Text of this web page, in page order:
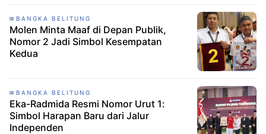
BANGKA BELITUNG
Molen Minta Maaf di Depan Publik,
Nomor 2 Jadi Simbol Kesempatan
Kedua
BANGKA BELITUNG
Eka-Radmida Resmi Nomor Urut 1:
Simbol Harapan Baru dari Jalur
Independen